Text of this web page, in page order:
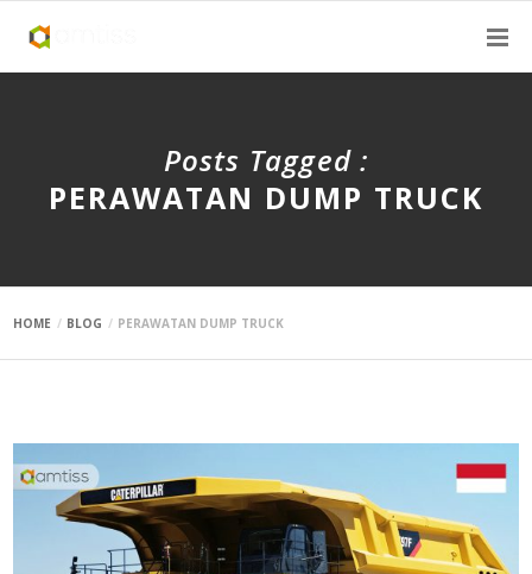
Posts Tagged :
PERAWATAN DUMP TRUCK
HOME BLOG PERAWATAN DUMP TRUCK